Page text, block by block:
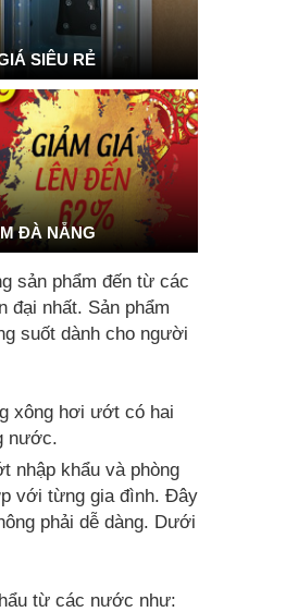
SIÊU RẺ
ĐÀ NẴNG
sản phẩm đến từ các
đại nhất. Sản phẩm
suốt dành cho người
xông hơi ướt có hai
nước.
nhập khẩu và phòng
với từng gia đình. Đây
phải dễ dàng. Dưới
từ các nước như: